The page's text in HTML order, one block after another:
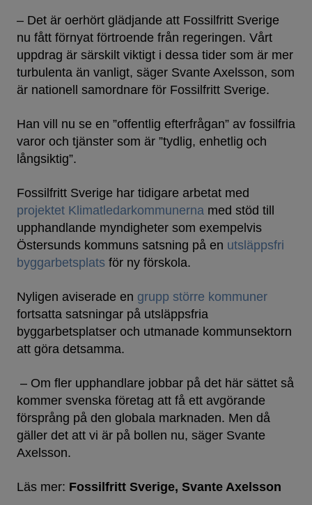
– Det är oerhört glädjande att Fossilfritt Sverige ​
nu fått förnyat förtroende från regeringen. Vårt
uppdrag är särskilt viktigt i dessa tider som är mer
turbulenta än vanligt, säger Svante Axelsson, som
är nationell samordnare för Fossilfritt Sverige.
Han vill nu se en ”offentlig efterfrågan” av fossilfria
varor och tjänster som är ”tydlig, enhetlig och
långsiktig”.
Fossilfritt Sverige har tidigare arbetat med
projektet Klimatledarkommunerna med stöd till
upphandlande myndigheter som exempelvis
Östersunds kommuns satsning på en utsläppsfri
byggarbetsplats för ny förskola.
Nyligen aviserade en grupp större kommuner
fortsatta satsningar på utsläppsfria
byggarbetsplatser och utmanade kommunsektorn
att göra detsamma.
– Om fler upphandlare jobbar på det här sättet så
kommer svenska företag att få ett avgörande
försprång på den globala marknaden. Men då
gäller det att vi är på bollen nu, säger Svante
Axelsson.
Läs mer: Fossilfritt Sverige Svante Axelsson